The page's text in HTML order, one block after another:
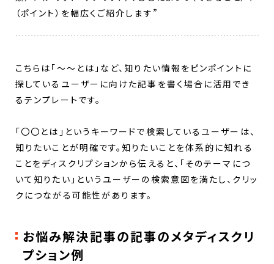
（ポイント）を幅広くご紹介します”
こちらは「～～とは」など、知りたい情報をピンポイントに
探しているユーザーに向けた記事を書く場合に活用でき
るテンプレートです。
「〇〇とは」というキーワードで検索しているユーザーは、
知りたいことが明確です。知りたいことを体系的に知れる
ことをディスクリプションから伝えると、「そのテーマにつ
いて知りたい」というユーザーの検索意図を満たし、クリッ
クにつながる可能性があります。
お悩み解決記事の記事のメタディスクリ
プション例